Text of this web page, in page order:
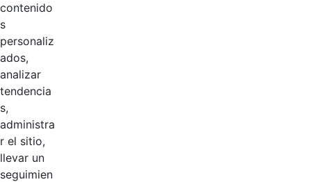
Comisión de personal
Nombramientos
Productos
0 de 1 Artículos seleccionados/as
contenido
s
personaliz
ados,
analizar
tendencia
s,
administra
r el sitio,
llevar un
seguimien